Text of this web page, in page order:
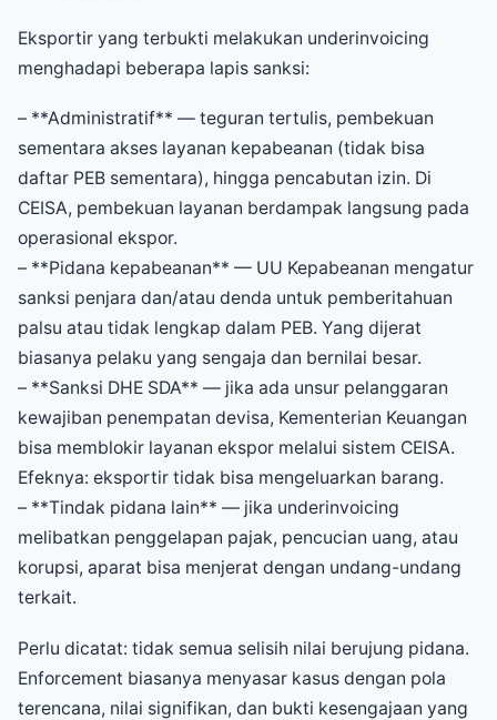
Eksportir yang terbukti melakukan underinvoicing
menghadapi beberapa lapis sanksi:
– **Administratif** — teguran tertulis, pembekuan
sementara akses layanan kepabeanan (tidak bisa
daftar PEB sementara), hingga pencabutan izin. Di
CEISA, pembekuan layanan berdampak langsung pada
operasional ekspor.
– **Pidana kepabeanan** — UU Kepabeanan mengatur
sanksi penjara dan/atau denda untuk pemberitahuan
palsu atau tidak lengkap dalam PEB. Yang dijerat
biasanya pelaku yang sengaja dan bernilai besar.
– **Sanksi DHE SDA** — jika ada unsur pelanggaran
kewajiban penempatan devisa, Kementerian Keuangan
bisa memblokir layanan ekspor melalui sistem CEISA.
Efeknya: eksportir tidak bisa mengeluarkan barang.
– **Tindak pidana lain** — jika underinvoicing
melibatkan penggelapan pajak, pencucian uang, atau
korupsi, aparat bisa menjerat dengan undang-undang
terkait.
Perlu dicatat: tidak semua selisih nilai berujung pidana.
Enforcement biasanya menyasar kasus dengan pola
terencana, nilai signifikan, dan bukti kesengajaan yang